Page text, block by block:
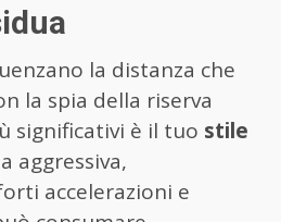
la distanza che
la spia della riserva
significativi è il tuo stile
aggressiva,
accelerazioni e